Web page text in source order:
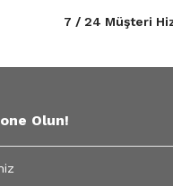
7 / 24 Müşteri
Olun!